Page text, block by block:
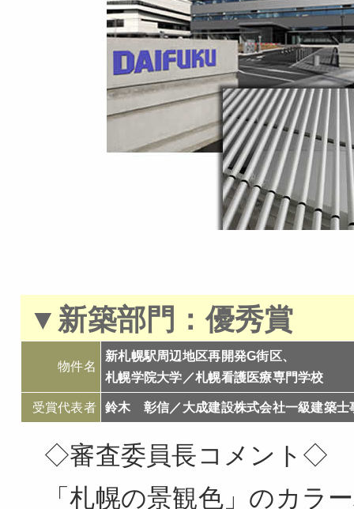
▼新築部門：優秀賞
物件名
新札幌駅周辺地区再開発G街区、
札幌学院大学／札幌看護医療専門学校
受賞代表者 鈴木 彰信／大成建設株式会社一級建築士
◇審査委員長コメント◇
「札幌の景観色」のカラ